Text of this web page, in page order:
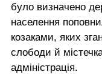
було визначено
населення
козаками, яких
слободи й
адміністрація.